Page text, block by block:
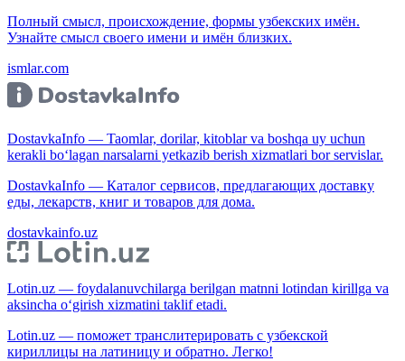
Полный смысл, происхождение, формы узбекских имён.
Узнайте смысл своего имени и имён близких.
ismlar.com
DostavkaInfo — Taomlar, dorilar, kitoblar va boshqa uy uchun
kerakli bo‘lagan narsalarni yetkazib berish xizmatlari bor servislar.
DostavkaInfo — Каталог сервисов, предлагающих доставку
еды, лекарств, книг и товаров для дома.
dostavkainfo.uz
Lotin.uz — foydalanuvchilarga berilgan matnni lotindan kirillga va
aksincha o‘girish xizmatini taklif etadi.
Lotin.uz — поможет транслитерировать с узбекской
кириллицы на латиницу и обратно. Легко!